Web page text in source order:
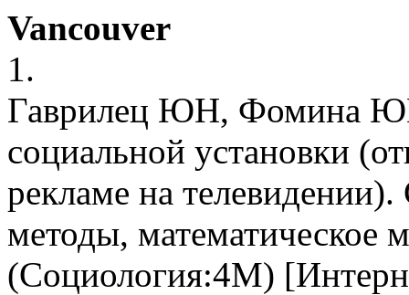
Vancouver
1.
Гаврилец ЮН, Фомина
социальной установки
рекламе на
методы, математическое
(Социология:4М)